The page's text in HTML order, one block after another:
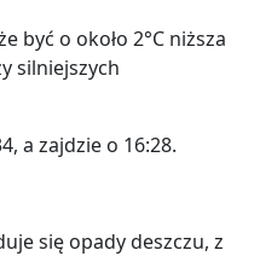
być o około 2°C niższa
silniejszych
a zajdzie o 16:28.
się opady deszczu, z